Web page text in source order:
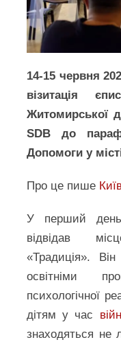
14-15 червня
візитація
Житомирської
SDB до
Допомоги у
Про це пише
У перший день
відвідав
«Традиція».
освітніми
психологічної
дітям у час
знаходяться не